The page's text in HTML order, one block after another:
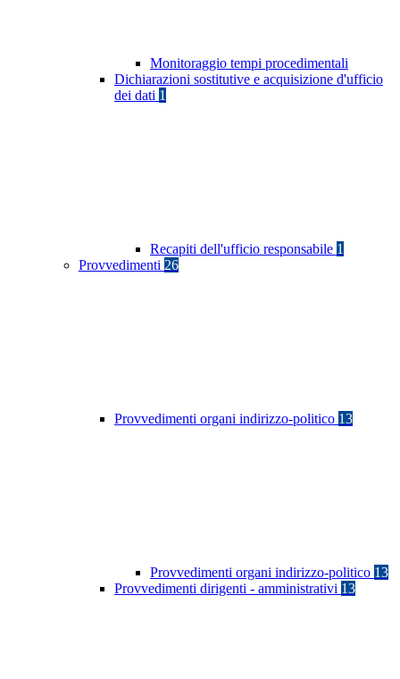
Monitoraggio tempi procedimentali
Dichiarazioni sostitutive e acquisizione d'ufficio
dei dati 1
Recapiti dell'ufficio responsabile 1
Provvedimenti 26
Provvedimenti organi indirizzo-politico 13
Provvedimenti organi indirizzo-politico 13
Provvedimenti dirigenti - amministrativi 13